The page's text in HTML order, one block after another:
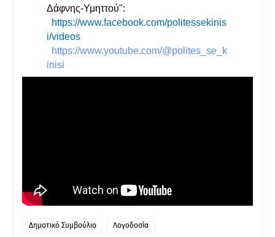
Δάφνης-Υμηττού":
https://www.facebook.com/politessekinis
i/videos
https://www.youtube.com/@polites_se_k
inisi
Δημοτικό Συμβούλιο Λογοδοσία